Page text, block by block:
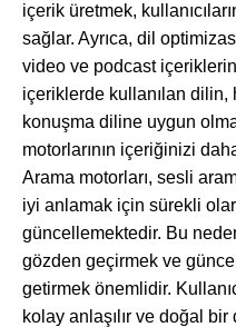
içerik üretmek,
sağlar. Ayrıca, dil
video ve podcast
içeriklerde kullanılan
konuşma diline uygun
motorlarının içeriğinizi
Arama motorları, sesli
iyi anlamak için sürekli
güncellemektedir. Bu
gözden geçirmek ve
getirmek önemlidir.
kolay anlaşılır ve doğal bir